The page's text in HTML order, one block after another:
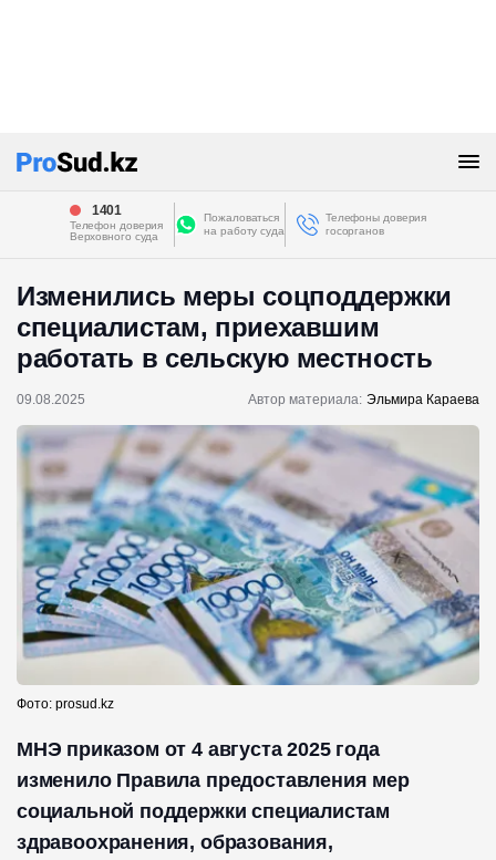
1401
Телефон доверия
Верховного суда
Пожаловаться
на работу суда
Телефоны доверия
госорганов
Изменились меры соцподдержки
специалистам, приехавшим
работать в сельскую местность
09.08.2025 Автор материала: Эльмира Караева
Фото: prosud.kz
МНЭ приказом от 4 августа 2025 года
изменило Правила предоставления мер
социальной поддержки специалистам
здравоохранения, образования,